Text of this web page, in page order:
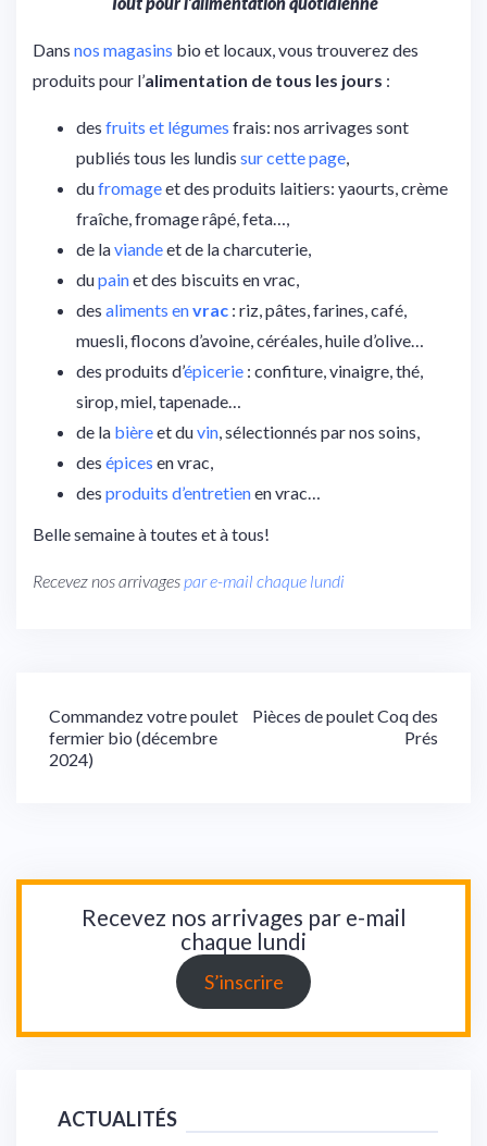
Dans nos magasins bio et locaux, vous trouverez des
produits pour l’alimentation de tous les jours :
des fruits et légumes frais: nos arrivages sont
publiés tous les lundis sur cette page,
dufromageet des produits laitiers: yaourts, crème
fraîche, fromage râpé, feta…,
de laviandeet de la charcuterie,
dupainet des biscuits en vrac,
des aliments envrac : riz, pâtes, farines, café,
muesli, flocons d’avoine, céréales, huile d’olive…
des produits d’épicerie : confiture, vinaigre, thé,
sirop, miel, tapenade…
de la bièreet duvin, sélectionnés par nos soins,
des épices en vrac,
des produits d’entretienen vrac…
Belle semaine à toutes et à tous!
Recevez nos arrivages par e-mail chaque lundi
Navigation
de
l’article
Commandez votre poulet
fermier bio (décembre
2024)
Pièces de poulet Coq des
Prés
Recevez nos arrivages par e-mail
chaque lundi
S’inscrire
ACTUALITÉS